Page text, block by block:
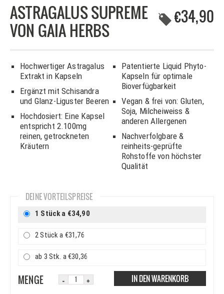
ASTRAGALUS SUPREME
VON GAIA HERBS
€34,90
Hochwertiger Astragalus
Extrakt in Kapseln
Ergänzt mit Schisandra
und Glanz-Liguster Beeren
Hochdosiert: Eine Kapsel
entspricht 2.100mg
reinen, getrockneten
Kräutern
Patentierte Liquid Phyto-
Kapseln für optimale
Bioverfügbarkeit
Vegan & frei von: Gluten,
Soja, Milcheiweiss &
anderen Allergenen
Nachverfolgbare &
reinheits-geprüfte
Rohstoffe von höchster
Qualität
DEINE VORTEILSPREISE
1 Stück a €34,90
2 Stück a €31,76
ab 3 Stk. a €30,36
MENGE IN DEN WARENKORB